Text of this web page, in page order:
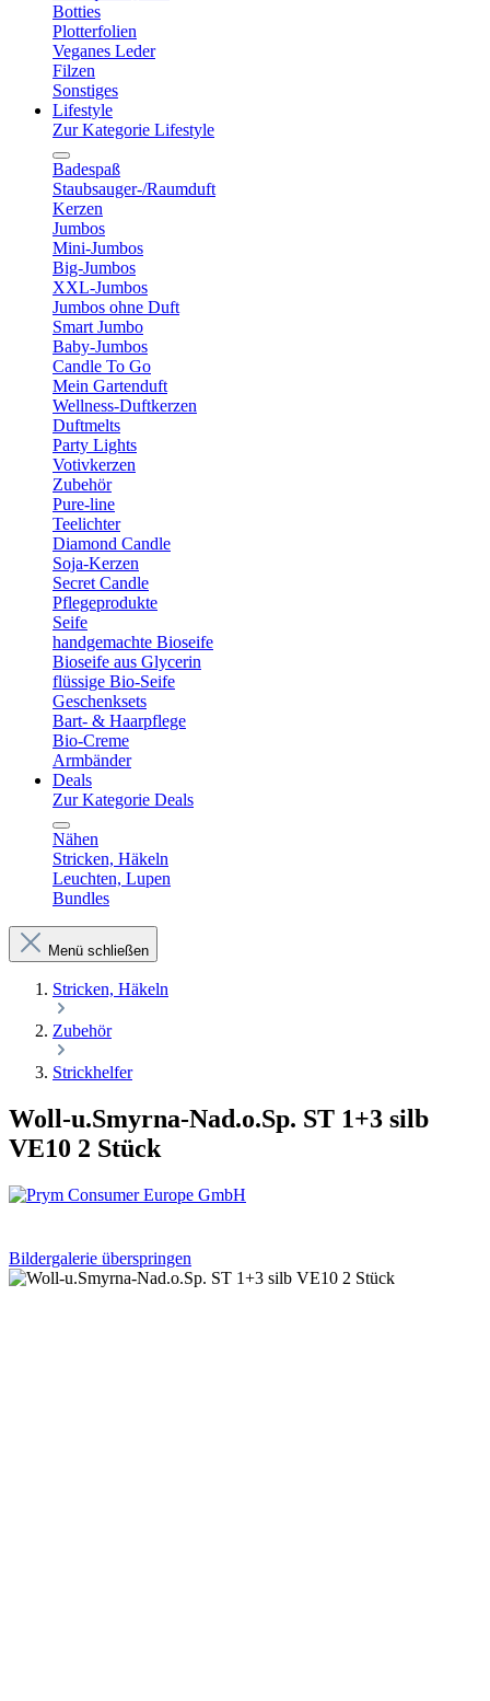
Botties
Plotterfolien
Veganes Leder
Filzen
Sonstiges
Lifestyle
Zur Kategorie Lifestyle
Badespaß
Staubsauger-/Raumduft
Kerzen
Jumbos
Mini-Jumbos
Big-Jumbos
XXL-Jumbos
Jumbos ohne Duft
Smart Jumbo
Baby-Jumbos
Candle To Go
Mein Gartenduft
Wellness-Duftkerzen
Duftmelts
Party Lights
Votivkerzen
Zubehör
Pure-line
Teelichter
Diamond Candle
Soja-Kerzen
Secret Candle
Pflegeprodukte
Seife
handgemachte Bioseife
Bioseife aus Glycerin
flüssige Bio-Seife
Geschenksets
Bart- & Haarpflege
Bio-Creme
Armbänder
Deals
Zur Kategorie Deals
Nähen
Stricken, Häkeln
Leuchten, Lupen
Bundles
Menü schließen
Stricken, Häkeln
Zubehör
Strickhelfer
Woll-u.Smyrna-Nad.o.Sp. ST 1+3 silb
VE10 2 Stück
Bildergalerie überspringen